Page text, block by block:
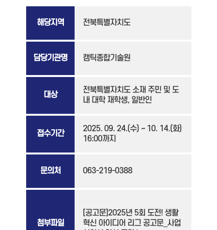
해당지역 전북특별자치도
담당기관명 캠틱종합기술원
대상
전북특별자치도 소재 주민 및 도
내 대학 재학생, 일반인
접수기간
2025. 09. 24.(수) ~ 10. 14.(화)
16:00까지
문의처 063-219-0388
첨부파일
[공고문]2025년 5회 도전! 생활
혁신 아이디어 리그 공고문_사업